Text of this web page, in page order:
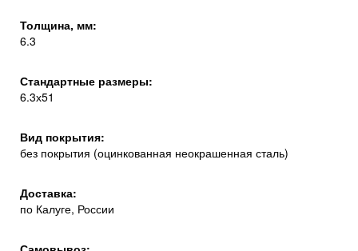
Толщина, мм:
6.3
Стандартные размеры:
6.3х51
Вид покрытия:
без покрытия (оцинкованная неокрашенная сталь)
Доставка:
по Калуге, России